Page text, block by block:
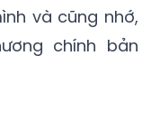
và cũng nhớ,
chính bản